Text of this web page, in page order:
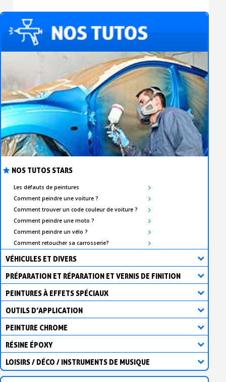
NOS TUTOS STARS
Les défauts de peintures
Comment peindre une voiture ?
Comment trouver un code couleur de voiture ?
Comment peindre une moto ?
Comment peindre un vélo ?
Comment retoucher sa carrosserie?
VÉHICULES ET DIVERS
PRÉPARATION ET RÉPARATION ET VERNIS DE FINITION
PEINTURES À EFFETS SPÉCIAUX
OUTILS D’APPLICATION
PEINTURE CHROME
RÉSINE ÉPOXY
LOISIRS / DÉCO / INSTRUMENTS DE MUSIQUE